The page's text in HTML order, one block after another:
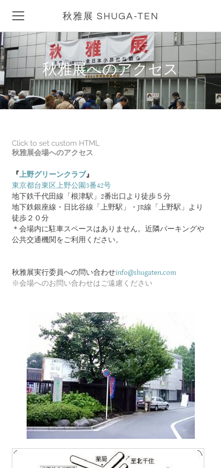
秋雅展 SHUGA-TEN
秋雅展へのアクセス
Click to set custom HTML
秋雅展会場へのアクセス
『上野グリーンクラブ』
東京都台東区上野公園3番42号
地下鉄千代田線「根津駅」2番出口より徒歩５分
地下鉄銀座線・日比谷線「上野駅」・JR線「上野駅」より
徒歩２０分
＊会場内に駐車スペースはありません。近隣パーキングや
公共交通機関をご利用ください。
秋雅展実行委員への問い合わせinfo@shugaten.com
※会場へのお問い合わせはご遠慮ください
HOME
秋雅展とは
会期中イベント
秋雅展ブログ
リンク集